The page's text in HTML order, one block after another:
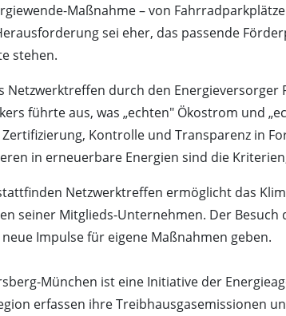
Maßnahme – von
sei eher, das passende
stehen.
Netzwerktreffen durch den
führte aus, was „echten" Ökostrom und
Kontrolle und Transparenz in
in erneuerbare Energien sind die
Netzwerktreffen ermöglicht das
seiner Mitglieds-Unternehmen. Der
Impulse für eigene Maßnahmen geben.
München ist eine Initiative der
erfassen ihre Treibhausgasemissionen